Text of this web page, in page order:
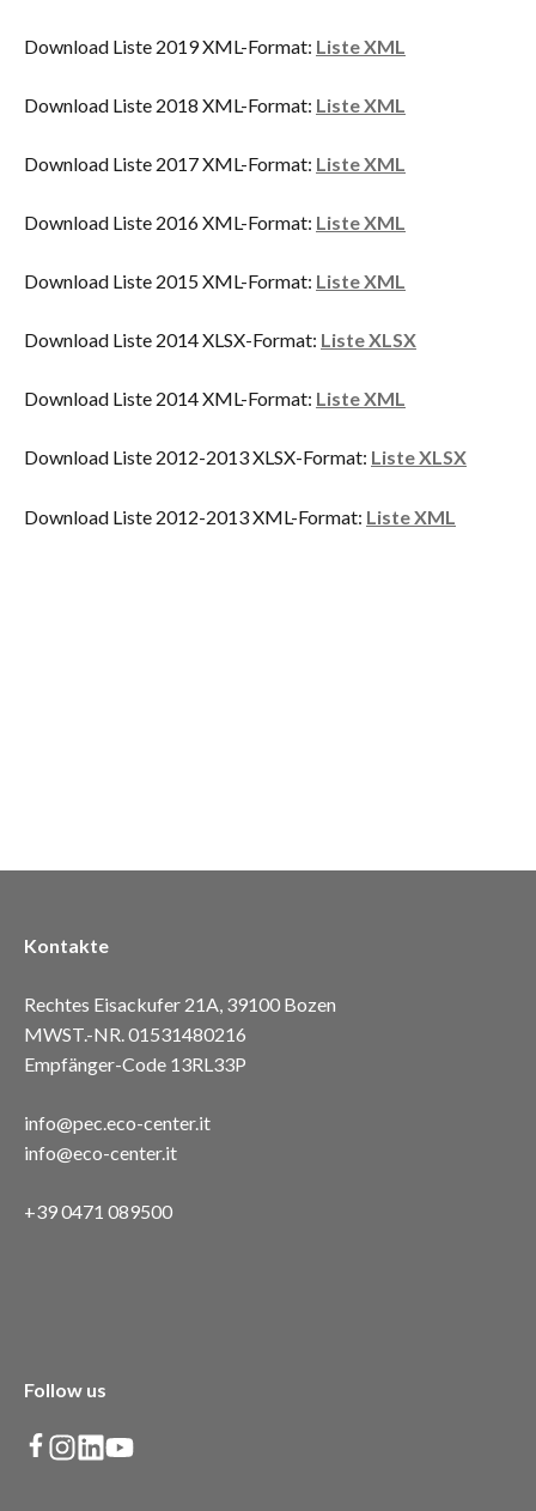
Download Liste 2019 XML-Format: Liste XML
Download Liste 2018 XML-Format: Liste XML
Download Liste 2017 XML-Format: Liste XML
Download Liste 2016 XML-Format: Liste XML
Download Liste 2015 XML-Format: Liste XML
Download Liste 2014 XLSX-Format: Liste XLSX
Download Liste 2014 XML-Format: Liste XML
Download Liste 2012-2013 XLSX-Format: Liste XLSX
Download Liste 2012-2013 XML-Format: Liste XML
Kontakte
Rechtes Eisackufer 21A, 39100 Bozen
MWST.-NR. 01531480216
Empfänger-Code 13RL33P
info@pec.eco-center.it
info@eco-center.it
+39 0471 089500
Follow us